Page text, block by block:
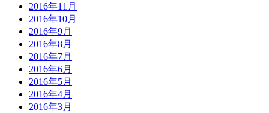
2016年11月
2016年10月
2016年9月
2016年8月
2016年7月
2016年6月
2016年5月
2016年4月
2016年3月